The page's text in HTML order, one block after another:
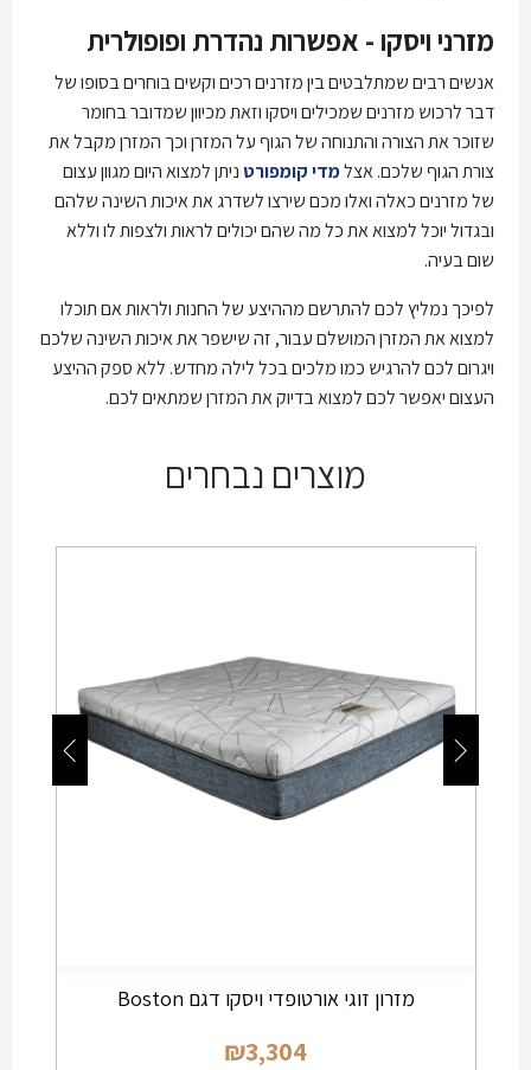
מזרני ויסקו - אפשרות נהדרת ופופולרית
אנשים רבים שמתלבטים בין מזרנים רכים וקשים בוחרים בסופו של
דבר לרכוש מזרנים שמכילים ויסקו וזאת מכיוון שמדובר בחומר
שזוכר את הצורה והתנוחה של הגוף על המזרן וכך המזרן מקבל את
צורת הגוף שלכם. אצלמדי קומפורט ניתן למצוא היום מגוון עצום
של מזרנים כאלה ואלו מכם שירצו לשדרג את איכות השינה שלהם
ובגדול יוכל למצוא את כל מה שהם יכולים לראות ולצפות לו וללא
שום בעיה.
לפיכך נמליץ לכם להתרשם מההיצע של החנות ולראות אם תוכלו
למצוא את המזרן המושלם עבור, זה שישפר את איכות השינה שלכם
ויגרום לכם להרגיש כמו מלכים בכל לילה מחדש. ללא ספק ההיצע
העצום יאפשר לכם למצוא בדיוק את המזרן שמתאים לכם.
מוצרים נבחרים
מזרון זוגי אורטופדי ויסקו דגם Boston
₪3,304